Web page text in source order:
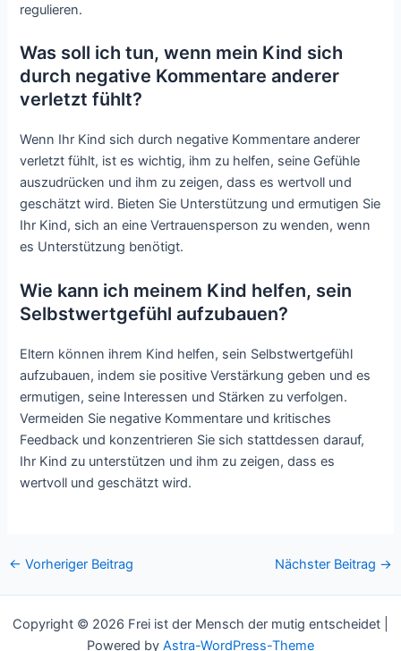
regulieren.
Was soll ich tun, wenn mein Kind sich
durch negative Kommentare anderer
verletzt fühlt?
Wenn Ihr Kind sich durch negative Kommentare anderer
verletzt fühlt, ist es wichtig, ihm zu helfen, seine Gefühle
auszudrücken und ihm zu zeigen, dass es wertvoll und
geschätzt wird. Bieten Sie Unterstützung und ermutigen Sie
Ihr Kind, sich an eine Vertrauensperson zu wenden, wenn
es Unterstützung benötigt.
Wie kann ich meinem Kind helfen, sein
Selbstwertgefühl aufzubauen?
Eltern können ihrem Kind helfen, sein Selbstwertgefühl
aufzubauen, indem sie positive Verstärkung geben und es
ermutigen, seine Interessen und Stärken zu verfolgen.
Vermeiden Sie negative Kommentare und kritisches
Feedback und konzentrieren Sie sich stattdessen darauf,
Ihr Kind zu unterstützen und ihm zu zeigen, dass es
wertvoll und geschätzt wird.
← Vorheriger Beitrag Nächster Beitrag →
Copyright © 2026 Frei ist der Mensch der mutig entscheidet |
Powered by Astra-WordPress-Theme